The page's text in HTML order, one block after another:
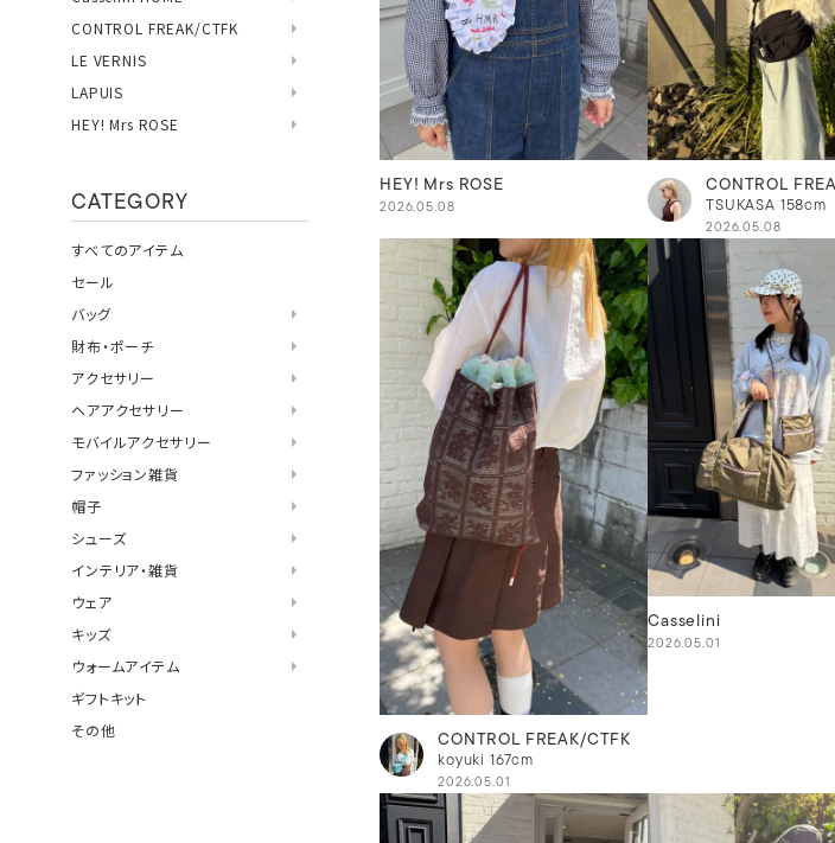
HEY! Mrs ROSE
2026.05.08
CONTROL
TSUKASA 158cm
2026.05.08
CONTROL FREAK/CTFK
koyuki 167cm
2026.05.01
Casselini
2026.05.01
CONTROL FREAK/CTFK
LE VERNIS
LAPUIS
HEY! Mrs ROSE
CATEGORY
すべてのアイテム
セール
バッグ
財布・ポーチ
アクセサリー
ヘアアクセサリー
モバイルアクセサリー
ファッション雑貨
帽子
シューズ
インテリア・雑貨
ウェア
キッズ
ウォームアイテム
ギフトキット
その他